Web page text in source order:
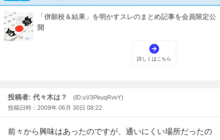
投稿者: 代々木は？
(ID:uV3PkuqRvvY)
投稿日時：2009年 06月 30日 08:22
前々から興味はあったのですが、通いにくい場所だったの